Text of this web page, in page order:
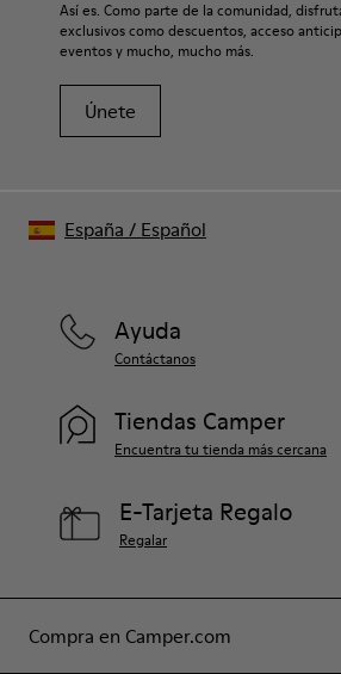
Así es. Como parte de la comunidad,
exclusivos como descuentos, acceso
eventos y mucho, mucho más.
Únete
Compra en Camper.com
Ayuda
Contáctanos
Tiendas Camper
Encuentra tu tienda más cercana
E-Tarjeta Regalo
Regalar
España / Español